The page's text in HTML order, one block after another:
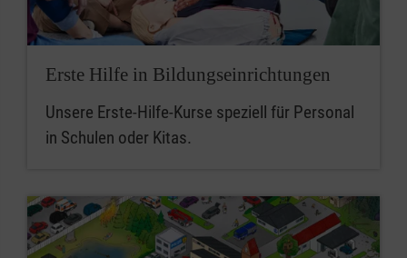
Erste Hilfe in Bildungseinrichtungen
Unsere Erste-Hilfe-Kurse speziell für Personal
in Schulen oder Kitas.